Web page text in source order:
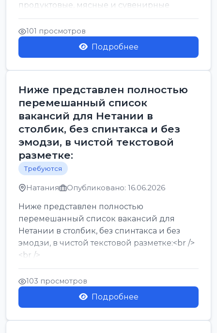
продуктовые, мясные и сувенирные
лавки<br />
Разнорабочий на сборку м...
101 просмотров
Подробнее
Ниже представлен полностью
перемешанный список
вакансий для Нетании в
столбик, без спинтакса и без
эмодзи, в чистой текстовой
разметке:
Требуются
Натания Опубликовано: 16.06.2026
Ниже представлен полностью
перемешанный список вакансий для
Нетании в столбик, без спинтакса и без
эмодзи, в чистой текстовой разметке:<br />
<br />
Работа в Нетании на мебельном
производстве: требу...
103 просмотров
Подробнее